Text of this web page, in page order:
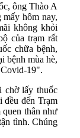
ông Thào A
hôm nay,
không khỏi
của trạm rất
chữa bệnh,
bệnh mùa hè,
Covid-19".
chờ lấy thuốc
đều đến Trạm
thân như
tình. Chúng